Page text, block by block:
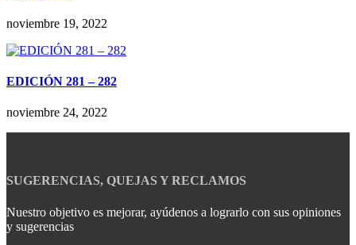
noviembre 19, 2022
EDICIÓN 281 – 282
noviembre 24, 2022
SUGERENCIAS, QUEJAS Y RECLAMOS
Nuestro objetivo es mejorar, ayúdenos a lograrlo con sus opiniones
y sugerencias